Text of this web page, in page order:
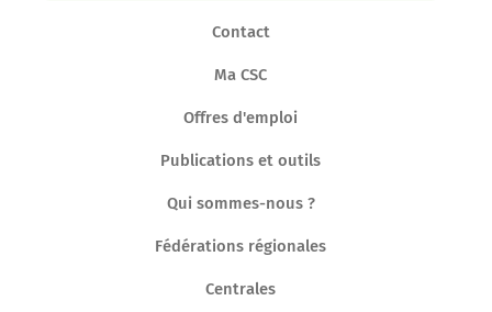
Contact
Ma CSC
Offres d'emploi
Publications et outils
Qui sommes-nous ?
Fédérations régionales
Centrales